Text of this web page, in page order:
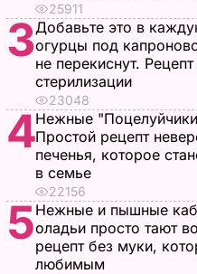
25911
3Добавьте это в
огурцы под
не перекиснут.
стерилизации
23048
4Нежные
Простой рецепт
печенья, которое
в семье
22156
5Нежные и пышные
оладьи просто тают
рецепт без муки,
любимым